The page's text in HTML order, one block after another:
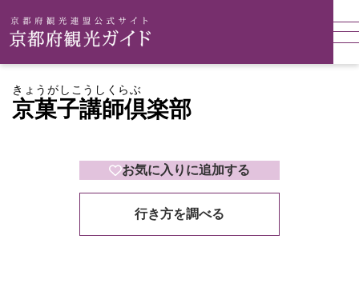
京菓子講師倶楽部
きょうがしこうしくらぶ
お気に入りに追加する
行き方を調べる